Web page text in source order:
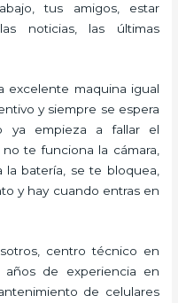
tus amigos, estar
noticias, las últimas
excelente maquina igual
y siempre se espera
ya empieza a fallar el
te funciona la cámara,
batería, se te bloquea,
y hay cuando entras en
centro técnico en
años de experiencia en
de celulares